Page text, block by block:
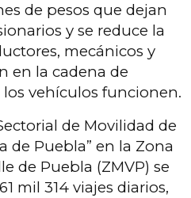
de pesos que dejan
y se reduce la
mecánicos y
en la cadena de
vehículos funcionen.
de Movilidad de
de Puebla” en la Zona
de Puebla (ZMVP) se
mil 314 viajes diarios,